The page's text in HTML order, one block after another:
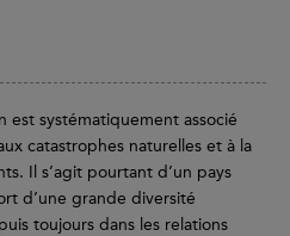
est systématiquement associé
catastrophes naturelles et à la
Il s’agit pourtant d’un pays
d’une grande diversité
toujours dans les relations